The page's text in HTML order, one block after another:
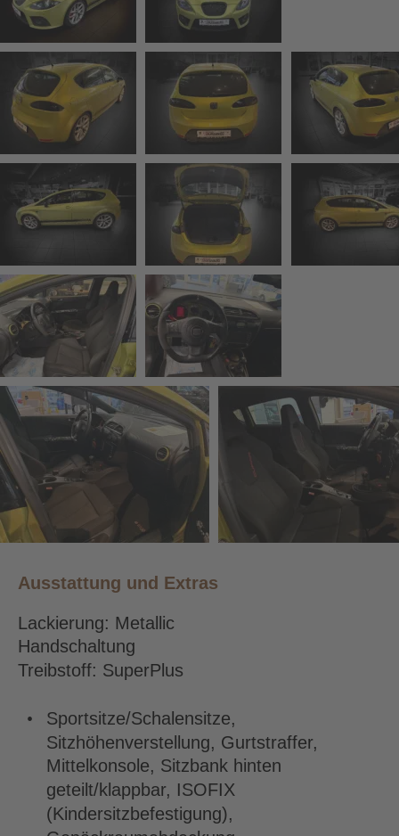
Ausstattung und Extras
Lackierung: Metallic
Handschaltung
Treibstoff: SuperPlus
•
Sportsitze/Schalensitze,
Sitzhöhenverstellung, Gurtstraffer,
Mittelkonsole, Sitzbank hinten
geteilt/klappbar, ISOFIX
(Kindersitzbefestigung),